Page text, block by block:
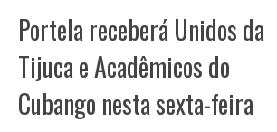
Portela receberá Unidos da
Tijuca e Acadêmicos do
Cubango nesta sexta-feira